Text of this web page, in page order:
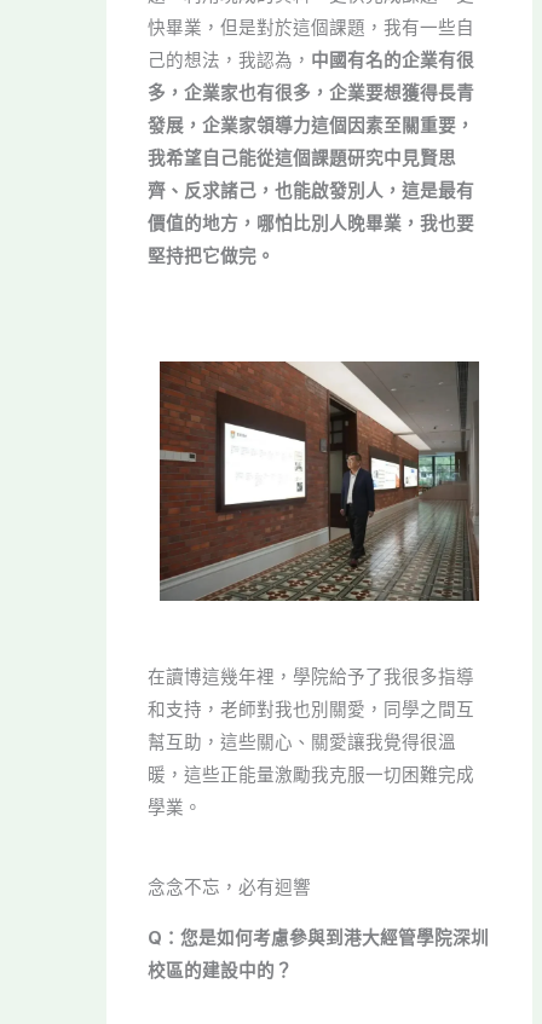
快畢業，但是對於這個課題，我有一些自
己的想法，我認為， 中國有名的企業有很
多，企業家也有很多，企業要想獲得長青
發展，企業家領導力這個因素至關重要，
我希望自己能從這個課題研究中見賢思
齊、反求諸己，也能啟發別人，這是最有
價值的地方，哪怕比別人晚畢業，我也要
堅持把它做完。
在讀博這幾年裡，學院給予了我很多指導
和支持，老師對我也別關愛，同學之間互
幫互助，這些關心、關愛讓我覺得很溫
暖，這些正能量激勵我克服一切困難完成
學業。
念念不忘，必有迴響
Q：您是如何考慮參與到港大經管學院深圳
校區的建設中的？